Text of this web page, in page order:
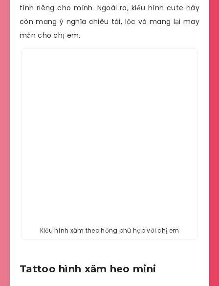
tính riêng cho mình. Ngoài ra, kiểu hình cute này
còn mang ý nghĩa chiêu tài, lộc và mang lại may
mắn cho chị em.
Kiểu hình xăm theo hồng phù hợp với chị em
Tattoo hình xăm heo mini